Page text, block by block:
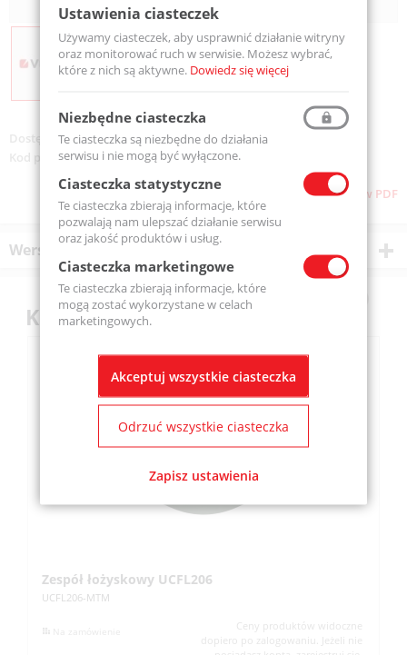
Dostępność:Na zamówienie
Kod produktu:FB-700
Pobierz stronę w PDF
Wersje produktu
Klienci kupili również
Zespół łożyskowy UCFL206
UCFL206-MTM
Ceny produktów widoczne
dopiero po zalogowaniu. Jeżeli nie
Ustawienia ciasteczek
Używamy ciasteczek, aby usprawnić działanie witryny
oraz monitorować ruch w serwisie. Możesz wybrać,
które z nich są aktywne. Dowiedz się więcej
Niezbędne ciasteczka
Te ciasteczka są niezbędne do działania
serwisu i nie mogą być wyłączone.
Ciasteczka statystyczne
Te ciasteczka zbierają informacje, które
pozwalają nam ulepszać działanie serwisu
oraz jakość produktów i usług.
Ciasteczka marketingowe
Te ciasteczka zbierają informacje, które
mogą zostać wykorzystane w celach
marketingowych.
Akceptuj wszystkie ciasteczka
Odrzuć wszystkie ciasteczka
Zapisz ustawienia